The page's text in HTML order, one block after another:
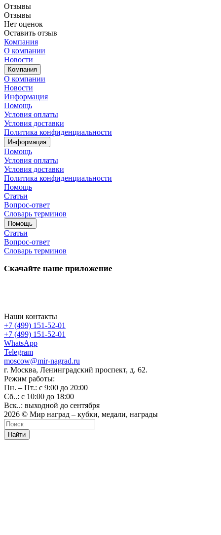
Отзывы
Отзывы
Нет оценок
Оставить отзыв
Компания
О компании
Новости
Компания
О компании
Новости
Информация
Помощь
Условия оплаты
Условия доставки
Политика конфиденциальности
Информация
Помощь
Условия оплаты
Условия доставки
Политика конфиденциальности
Помощь
Статьи
Вопрос-ответ
Словарь терминов
Помощь
Статьи
Вопрос-ответ
Словарь терминов
Скачайте наше приложение
Наши контакты
+7 (499) 151-52-01
+7 (499) 151-52-01
WhatsApp
Telegram
moscow@mir-nagrad.ru
г. Москва, Ленинградский проспект, д. 62.
Режим работы:
Пн. – Пт.: с 9:00 до 20:00
Сб..: с 10:00 до 18:00
Вск..: выходной до сентября
2026 © Мир наград – кубки, медали, награды
Найти